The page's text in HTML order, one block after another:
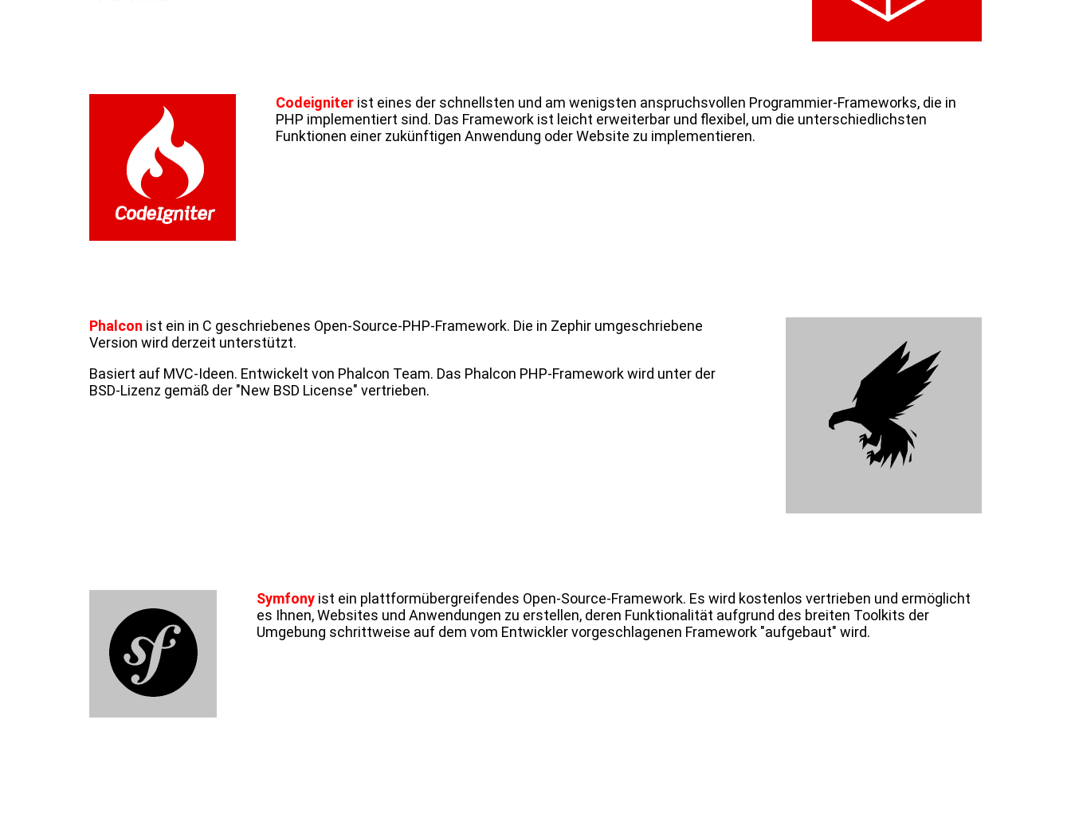
Codeigniter ist eines der schnellsten und am wenigsten anspruchsvollen Programmier-Frameworks, die in
PHP implementiert sind. Das Framework ist leicht erweiterbar und flexibel, um die unterschiedlichsten
Funktionen einer zukünftigen Anwendung oder Website zu implementieren.
Phalcon ist ein in C geschriebenes Open-Source-PHP-Framework. Die in Zephir umgeschriebene
Version wird derzeit unterstützt.
Basiert auf MVC-Ideen. Entwickelt von Phalcon Team. Das Phalcon PHP-Framework wird unter der
BSD-Lizenz gemäß der "New BSD License" vertrieben.
Symfony ist ein plattformübergreifendes Open-Source-Framework. Es wird kostenlos vertrieben und ermöglicht
es Ihnen, Websites und Anwendungen zu erstellen, deren Funktionalität aufgrund des breiten Toolkits der
Umgebung schrittweise auf dem vom Entwickler vorgeschlagenen Framework "aufgebaut" wird.